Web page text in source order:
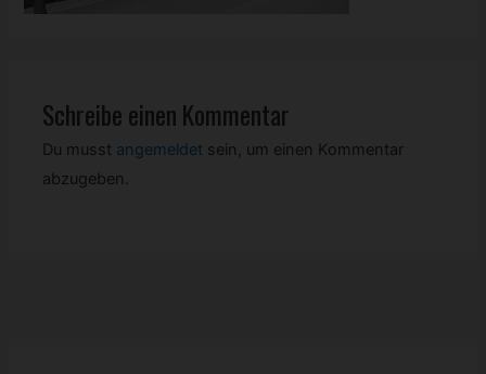
Schreibe einen Kommentar
Du musst angemeldet sein, um einen Kommentar
abzugeben.